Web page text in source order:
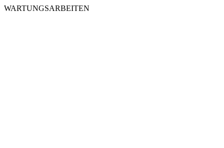
WARTUNGSARBEITEN